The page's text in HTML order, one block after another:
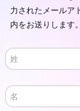
力されたメールア
内をお送りします。